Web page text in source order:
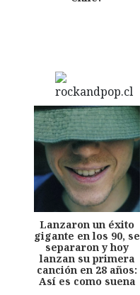
Lanzaron un éxito
gigante en los 90, se
separaron y hoy
lanzan su primera
canción en 28 años:
Así es como suena